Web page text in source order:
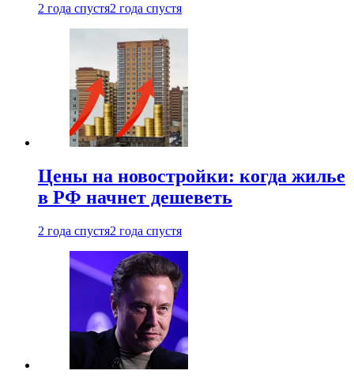
2 года спустя2 года спустя
Цены на новостройки: когда жилье
в РФ начнет дешеветь
2 года спустя2 года спустя